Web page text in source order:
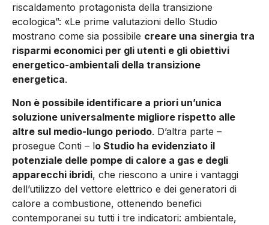
riscaldamento protagonista della transizione
ecologica”: «Le prime valutazioni dello Studio
mostrano come sia possibile creare una sinergia tra
risparmi economici per gli utenti e gli obiettivi
energetico-ambientali della transizione
energetica.
Non è possibile identificare a priori un’unica
soluzione universalmente migliore rispetto alle
altre sul medio-lungo periodo. D’altra parte –
prosegue Conti – lo Studio ha evidenziato il
potenziale delle pompe di calore a gas e degli
apparecchi ibridi, che riescono a unire i vantaggi
dell’utilizzo del vettore elettrico e dei generatori di
calore a combustione, ottenendo benefici
contemporanei su tutti i tre indicatori: ambientale,